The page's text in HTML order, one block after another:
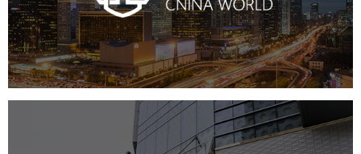
房地产 商业地产 地产网站建设
地产网站设计
网站建设
电商网站